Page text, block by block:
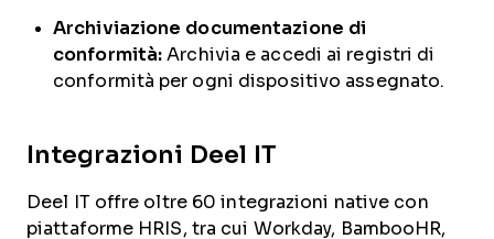
Archiviazione documentazione di
conformità: Archivia e accedi ai registri di
conformità per ogni dispositivo assegnato.
Integrazioni Deel IT
Deel IT offre oltre 60 integrazioni native con
piattaforme HRIS, tra cui Workday, BambooHR,